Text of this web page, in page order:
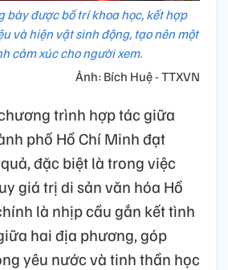
bày được bố trí khoa học, kết hợp
và hiện vật sinh động, tạo nên một
cảm xúc cho người xem.
Ảnh: Bích Huệ - TTXVN
trình hợp tác giữa
phố Hồ Chí Minh đạt
đặc biệt là trong việc
giá trị di sản văn hóa Hồ
là nhịp cầu gắn kết tình
hai địa phương, góp
yêu nước và tinh thần học